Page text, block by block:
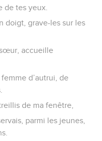
de tes yeux.
doigt, grave-les sur les
accueille
d’autrui, de
de ma fenêtre,
parmi les jeunes,